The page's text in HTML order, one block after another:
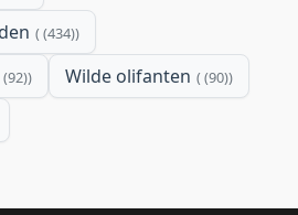
(434)
(92) Wilde olifanten (90)